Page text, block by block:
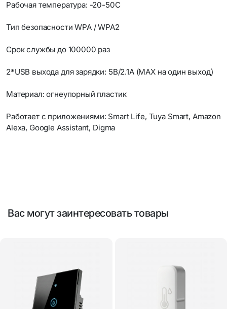
Рабочая температура: -20-50С
Тип безопасности WPA / WPA2
Срок службы до 100000 раз
2*USB выхода для зарядки: 5В/2.1А (MAX на один выход)
Материал: огнеупорный пластик
Работает с приложениями: Smart Life, Tuya Smart, Amazon
Alexa, Google Assistant, Digma
Вас могут заинтересовать товары